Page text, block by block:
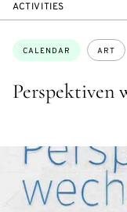
ACTIVITIES
Perspektiven
Topics:
CALENDAR ART